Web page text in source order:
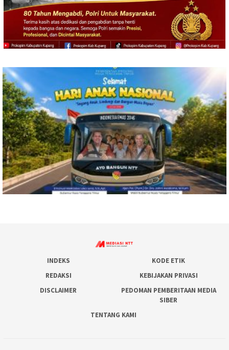
INDEKS
KODE ETIK
REDAKSI
KEBIJAKAN PRIVASI
DISCLAIMER
PEDOMAN PEMBERITAAN MEDIA
SIBER
TENTANG KAMI